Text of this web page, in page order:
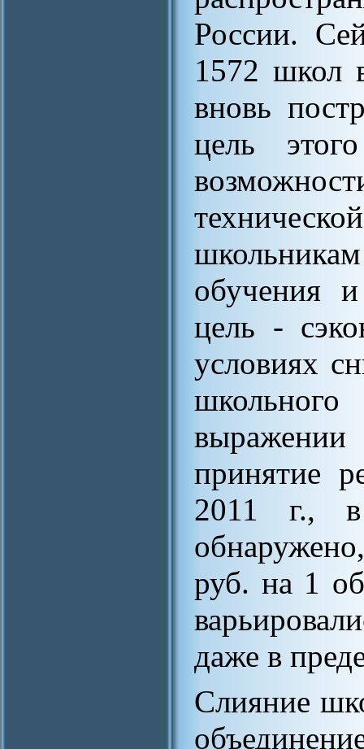
России.
1572 школ
вновь
цель
обучения и
цель -
условиях
принятие
2011 г., в
руб. на 1
даже в
Слияние